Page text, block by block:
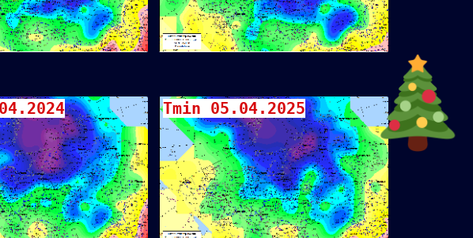
Tmin 05.04.2025